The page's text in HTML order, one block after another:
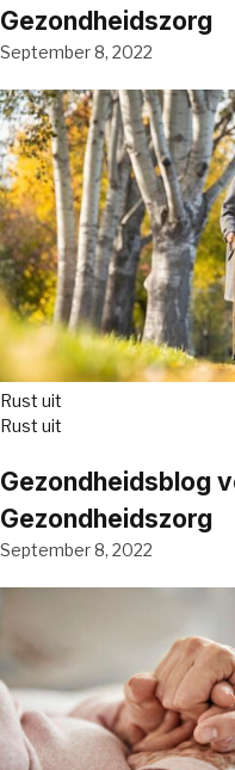
Gezondheidszorg
September 8, 2022
Rust uit
Rust uit
Gezondheidsblog
Gezondheidszorg
September 8, 2022